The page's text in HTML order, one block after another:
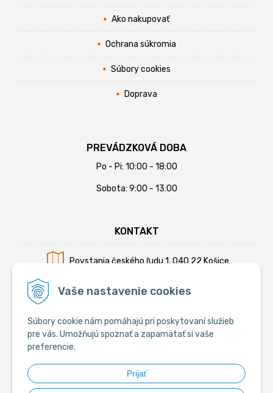
Vaše nastavenie cookies
Súbory cookie nám pomáhajú pri poskytovaní služieb
pre vás. Umožňujú spoznať a zapamätať si vaše
preferencie.
Prijať
Ako nakupovať
Ochrana súkromia
Súbory cookies
Doprava
PREVÁDZKOVÁ DOBA
Po - Pi: 10:00 - 18:00
Sobota: 9:00 - 13:00
KONTAKT
Povstania českého ľudu 1, 040 22 Košice
Mobil:+421 902 794 355
E-mail:info@krmiva.sk